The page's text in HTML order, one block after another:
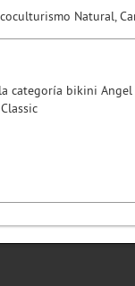
Natural,
categoría bikini